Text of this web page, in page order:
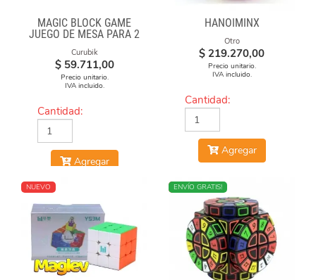
MAGIC BLOCK GAME
JUEGO DE MESA PARA 2
Curubik
$ 59.711,00
Precio unitario.
IVA incluido.
Cantidad:
Agregar
HANOIMINX
Otro
$ 219.270,00
Precio unitario.
IVA incluido.
Cantidad:
Agregar
NUEVO NUEVO
ENVÍO GRATIS!